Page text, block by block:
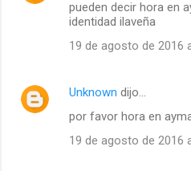
pueden decir hora en
identidad ilaveña
19 de agosto de 2016
Unknown dijo…
por favor hora en
19 de agosto de 2016